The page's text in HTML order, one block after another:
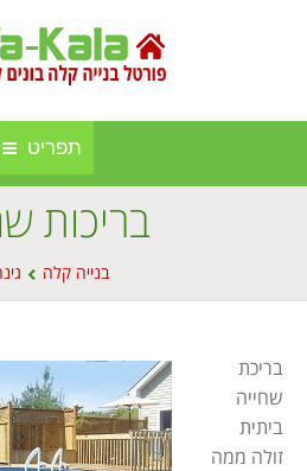
תפריט
בניה קלה
בנייה באלומיניום
סוככים
בנייה בעץ
חברות בנייה קלה
אינדקס אתרים
פרסום באתר
מפת אתר
בריכות
בנייה קלה
בריכת
שחייה
ביתית
זולה ממה